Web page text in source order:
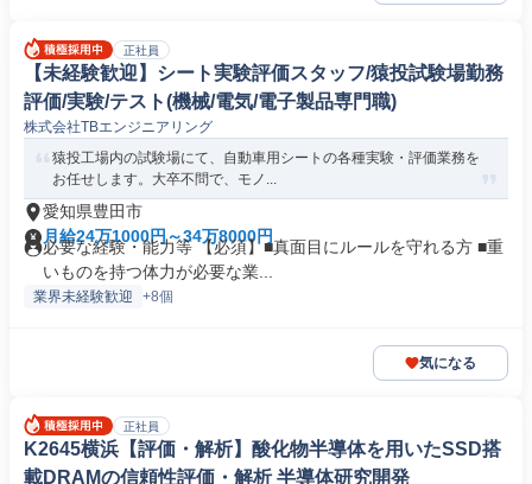
正社員
【未経験歓迎】シート実験評価スタッフ/猿投試験場勤務
評価/実験/テスト(機械/電気/電子製品専門職)
株式会社TBエンジニアリング
猿投工場内の試験場にて、自動車用シートの各種実験・評価業務を
お任せします。大卒不問で、モノ...
愛知県豊田市
月給24万1000円～34万8000円
必要な経験・能力等 【必須】■真面目にルールを守れる方 ■重
いものを持つ体力が必要な業...
業界未経験歓迎 +8個
気になる
正社員
K2645横浜【評価・解析】酸化物半導体を用いたSSD搭
載DRAMの信頼性評価・解析 半導体研究開発